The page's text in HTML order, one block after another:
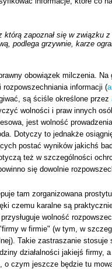
zapoznał się w związku z
podlega grzywnie, karze
obowiązek milczenia. Na
informacji (
są ściśle określone przez
wolności i praw innych
jest wolność
Dotyczy to jednakże
postać wyników jakichś
też w szczególności
się dowolnie
tam zorganizowana
czemu karalne są
wolność
w firmie" (w tym, w
Takie zastraszanie stosuje
działalności jakiejś firmy,
o czym jeszcze będzie tu